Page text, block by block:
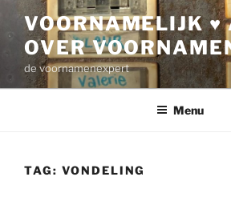
inhoud
VOORNAMELIJK ♥
OVER
de voornamenexpert
Menu
TAG: VONDELING